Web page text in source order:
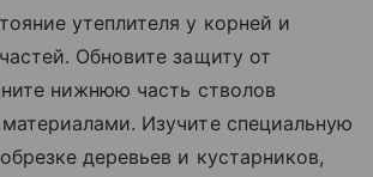
утеплителя у корней и
Обновите защиту от
нижнюю часть стволов
Изучите специальную
деревьев и кустарников,